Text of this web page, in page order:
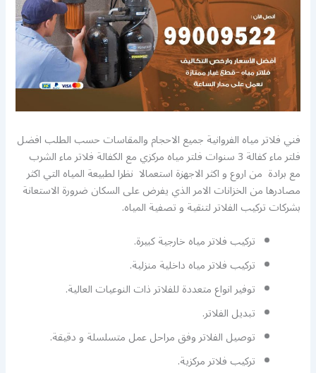
فني فلاتر مياه الفروانية جميع الاحجام والمقاسات حسب الطلب افضل
فلتر ماء كفالة 3 سنوات فلتر مياه مركزي مع الكفالة فلاتر ماء الشرب
مع برادة من اروع و اكثر الاجهزة استعمالا نظرا لطبيعة المياه التي اكثر
مصادرها من الخزانات الامر الذي يفرض على السكان ضرورة الاستعانة
بشركات تركيب الفلاتر لتنقية و تصفية المياه.
تركيب فلاتر مياه خارجية كبيرة.
تركيب فلاتر مياه داخلية منزلية.
توفير انواع متعددة للفلاتر ذات النوعيات العالية.
تبديل الفلاتر.
توصيل الفلاتر وفق مراحل عمل متسلسلة و دقيقة.
تركيب فلاتر مركزية.